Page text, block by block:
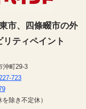
市、四條畷市の外
ティペイント
町29-3
723
除き不定休）